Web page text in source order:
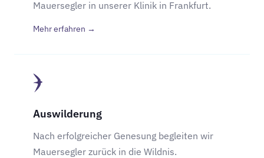
Mauersegler in unserer Klinik in Frankfurt.
Mehr erfahren →
Auswilderung
Nach erfolgreicher Genesung begleiten wir
Mauersegler zurück in die Wildnis.